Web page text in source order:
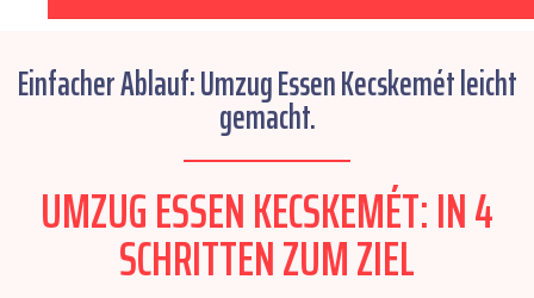
Einfacher Ablauf: Umzug Essen Kecskemét leicht
gemacht.
UMZUG ESSEN KECSKEMÉT: IN 4
SCHRITTEN ZUM ZIEL